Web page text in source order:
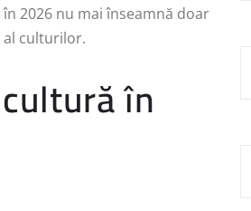
2026 nu mai înseamnă doar
al culturilor.
în